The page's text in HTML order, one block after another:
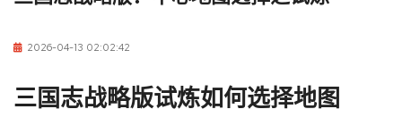
2026-04-13 02:02:42
三国志战略版试炼如何选择地图